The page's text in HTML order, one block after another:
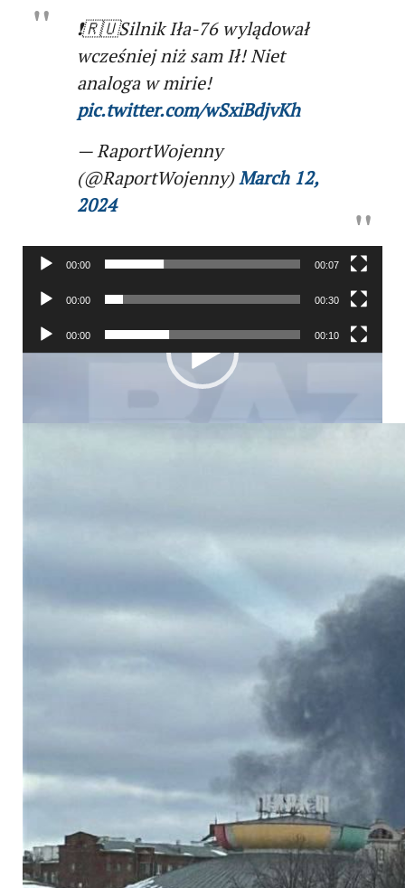
❗🇷🇺Silnik Iła-76 wylądował
wcześniej niż sam Ił! Niet
analoga w mirie!
pic.twitter.com/wSxiBdjvKh
— RaportWojenny
(@RaportWojenny)March 12,
2024
Odtwarzacz
video
00:00 00:07
Odtwarzacz
video
00:00 00:30
Odtwarzacz
00:00 00:10